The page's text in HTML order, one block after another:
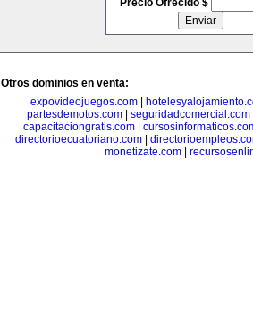
Precio Ofrecido $
Otros dominios en venta:
expovideojuegos.com
partesdemotos.com| seguridadcomercial.com
capacitaciongratis.com|
directorioecuatoriano.com
monetizate.com|